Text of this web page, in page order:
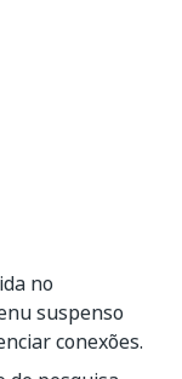
no
suspenso
conexões.